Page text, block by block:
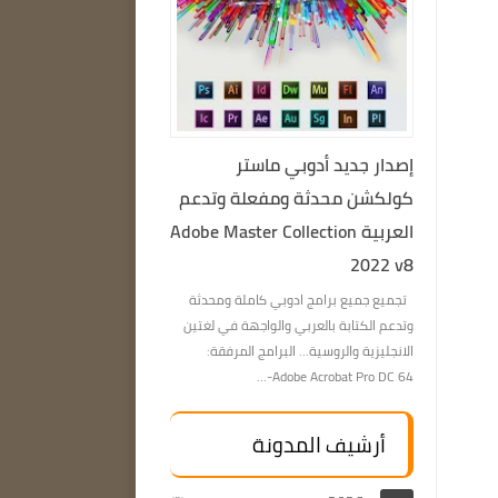
إصدار جديد أدوبي ماستر
كولكشن محدثة ومفعلة وتدعم
العربية Adobe Master Collection
2022 v8
تجميع جميع برامج ادوبي كاملة ومحدثة
وتدعم الكتابة بالعربي والواجهة في لغتين
الانجليزية والروسية… البرامج المرفقة:
Adobe Acrobat Pro DC 64-...
أرشيف المدونة